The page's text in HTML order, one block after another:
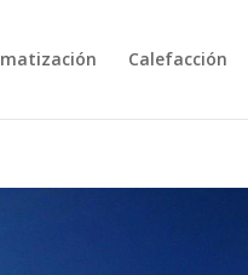
Calefacción